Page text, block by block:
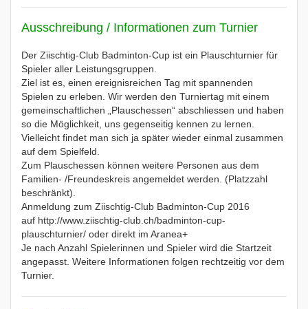
Ausschreibung / Informationen zum Turnier
Der Ziischtig-Club Badminton-Cup ist ein Plauschturnier für
Spieler aller Leistungsgruppen.
Ziel ist es, einen ereignisreichen Tag mit spannenden
Spielen zu erleben. Wir werden den Turniertag mit einem
gemeinschaftlichen „Plauschessen“ abschliessen und haben
so die Möglichkeit, uns gegenseitig kennen zu lernen.
Vielleicht findet man sich ja später wieder einmal zusammen
auf dem Spielfeld.
Zum Plauschessen können weitere Personen aus dem
Familien- /Freundeskreis angemeldet werden. (Platzzahl
beschränkt).
Anmeldung zum Ziischtig-Club Badminton-Cup 2016
auf http://www.ziischtig-club.ch/badminton-cup-
plauschturnier/ oder direkt im Aranea+
Je nach Anzahl Spielerinnen und Spieler wird die Startzeit
angepasst. Weitere Informationen folgen rechtzeitig vor dem
Turnier.